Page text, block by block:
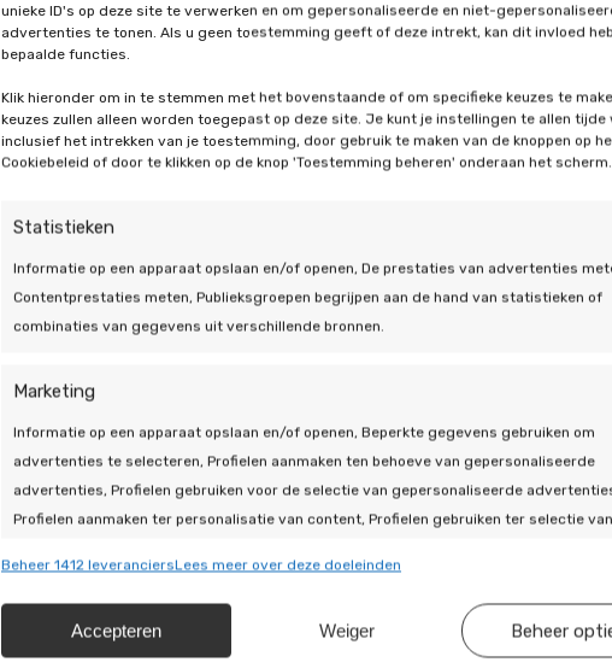
unieke ID's op deze site te verwerken en om gepersonaliseerde en niet-
advertenties te tonen. Als u geen toestemming geeft of deze intrekt, kan dit invloed
bepaalde functies.
Klik hieronder om in te stemmen met het bovenstaande of om specifieke keuzes te
keuzes zullen alleen worden toegepast op deze site. Je kunt je instellingen te allen tijde
inclusief het intrekken van je toestemming, door gebruik te maken van de knoppen op
Cookiebeleid of door te klikken op de knop 'Toestemming beheren' onderaan het scherm.
Statistieken
Informatie op een apparaat opslaan en/of openen, De prestaties van advertenties
Contentprestaties meten, Publieksgroepen begrijpen aan de hand van statistieken of
combinaties van gegevens uit verschillende bronnen.
Marketing
Informatie op een apparaat opslaan en/of openen, Beperkte gegevens gebruiken om
advertenties te selecteren, Profielen aanmaken ten behoeve van gepersonaliseerde
advertenties, Profielen gebruiken voor de selectie van gepersonaliseerde
Profielen aanmaken ter personalisatie van content, Profielen gebruiken ter selectie van
gebruiken om content te selecteren.
Toepassingen
Beheer 1412 leveranciersLees meer over deze doeleinden
Accepteren Weiger Beheer
Welke
bij uw
Bij De Duurzame
warmtepompen:
adviesgesprek brengen
maken van een
automatisch de
wie (nog) niet
zetten richting
All-electric
zijn energie uit
geïsoleerde
Onze gecertificeerde